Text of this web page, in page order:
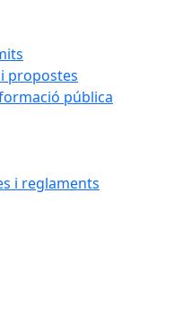
propostes
pública
i reglaments